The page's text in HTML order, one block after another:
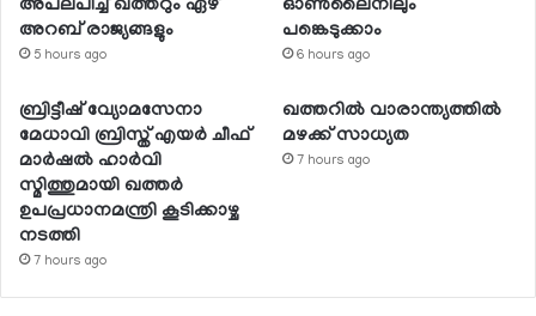
അപലപിച്ച് ഖത്തറും ഏഴ്
അറബ് രാജ്യങ്ങളും
5 hours ago
ഓണ്‍ലൈനിലും
പങ്കെടുക്കാം
6 hours ago
ബ്രിട്ടീഷ് വ്യോമസേനാ
മേധാവി ബ്രിസ്ത് എയര്‍ ചീഫ്
മാര്‍ഷല്‍ ഹാര്‍വി
സ്മിത്തുമായി ഖത്തര്‍
ഉപപ്രധാനമന്ത്രി കൂടിക്കാഴ്ച
നടത്തി
7 hours ago
ഖത്തറില്‍ വാരാന്ത്യത്തില്‍
മഴക്ക് സാധ്യത
7 hours ago